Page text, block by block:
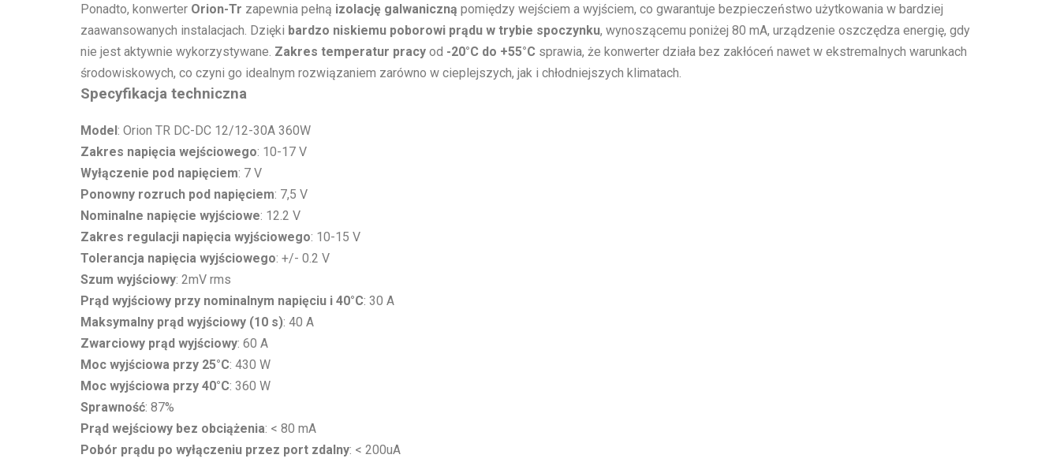
Ponadto, konwerter Orion-Tr zapewnia pełną izolację galwaniczną pomiędzy wejściem a wyjściem, co gwarantuje bezpieczeństwo użytkowania w bardziej
zaawansowanych instalacjach. Dzięki bardzo niskiemu poborowi prądu w trybie spoczynku, wynoszącemu poniżej 80 mA, urządzenie oszczędza energię, gdy
nie jest aktywnie wykorzystywane. Zakres temperatur pracy od -20°C do +55°C sprawia, że konwerter działa bez zakłóceń nawet w ekstremalnych warunkach
środowiskowych, co czyni go idealnym rozwiązaniem zarówno w cieplejszych, jak i chłodniejszych klimatach.
Specyfikacja techniczna
Model: Orion TR DC-DC 12/12-30A 360W
Zakres napięcia wejściowego: 10-17 V
Wyłączenie pod napięciem: 7 V
Ponowny rozruch pod napięciem: 7,5 V
Nominalne napięcie wyjściowe: 12.2 V
Zakres regulacji napięcia wyjściowego: 10-15 V
Tolerancja napięcia wyjściowego: +/- 0.2 V
Szum wyjściowy: 2mV rms
Prąd wyjściowy przy nominalnym napięciu i 40°C: 30 A
Maksymalny prąd wyjściowy (10 s): 40 A
Zwarciowy prąd wyjściowy: 60 A
Moc wyjściowa przy 25°C: 430 W
Moc wyjściowa przy 40°C: 360 W
Sprawność: 87%
Prąd wejściowy bez obciążenia: < 80 mA
Pobór prądu po wyłączeniu przez port zdalny: < 200uA